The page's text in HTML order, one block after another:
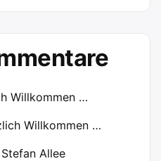
Willkommen …
Willkommen …
Allee